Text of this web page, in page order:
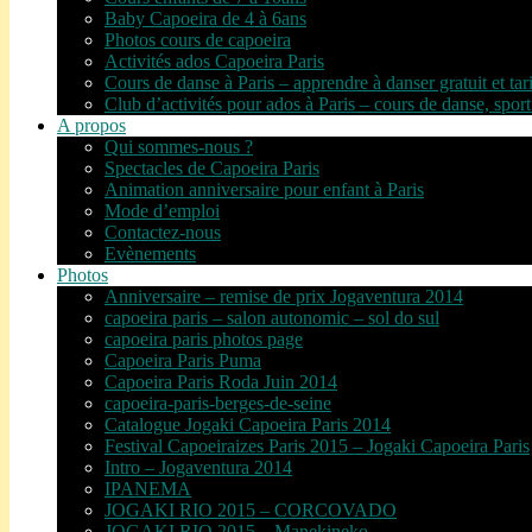
Baby Capoeira de 4 à 6ans
Photos cours de capoeira
Activités ados Capoeira Paris
Cours de danse à Paris – apprendre à danser gratuit et
Club d’activités pour ados à Paris – cours de danse,
A propos
Qui sommes-nous ?
Spectacles de Capoeira Paris
Animation anniversaire pour enfant à Paris
Mode d’emploi
Contactez-nous
Evènements
Photos
Anniversaire – remise de prix Jogaventura 2014
capoeira paris – salon autonomic – sol do sul
capoeira paris photos page
Capoeira Paris Puma
Capoeira Paris Roda Juin 2014
capoeira-paris-berges-de-seine
Catalogue Jogaki Capoeira Paris 2014
Festival Capoeiraizes Paris 2015 – Jogaki Capoeira Paris
Intro – Jogaventura 2014
IPANEMA
JOGAKI RIO 2015 – CORCOVADO